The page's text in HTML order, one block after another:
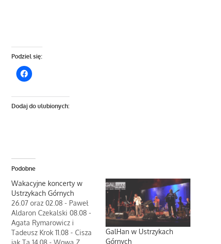
Podziel się:
Dodaj do ulubionych:
Podobne
Wakacyjne koncerty w
Ustrzykach Górnych
26.07 oraz 02.08 - Paweł
Aldaron Czekalski 08.08 -
Agata Rymarowicz i
Tadeusz Krok 11.08 - Cisza
jak Ta 14.08 - Wowa Z
GalHan w Ustrzykach
Górnych